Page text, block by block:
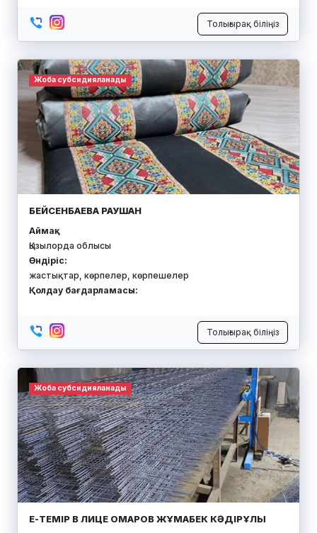
Толығырақ біліңіз
Жоба субсидияланады
БЕЙСЕНБАЕВА РАУШАН
Аймақ:
Қызылорда облысы
Өндіріс:
жастықтар, көрпелер, көрпешелер
Қолдау бағдарламасы:
Толығырақ біліңіз
Жоба субсидияланады
Е-ТЕМІР В ЛИЦЕ ОМАРОВ ЖҰМАБЕК КӘДІРҰЛЫ